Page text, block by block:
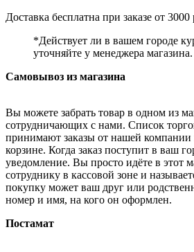
Доставка бесплатна при заказе от 3000
*Действует ли в вашем городе
уточняйте у менеджера магазина.
Самовывоз из магазина
Вы можете забрать товар в одном из
сотрудничающих с нами. Список
принимают заказы от нашей компании
корзине. Когда заказ поступит в ваш
уведомление. Вы просто идёте в этот
сотруднику в кассовой зоне и
покупку может ваш друг или
номер и имя, на кого он оформлен.
Постамат